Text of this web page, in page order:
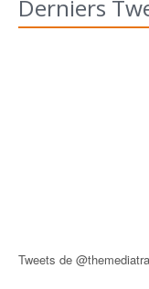
Derniers
Tweets de